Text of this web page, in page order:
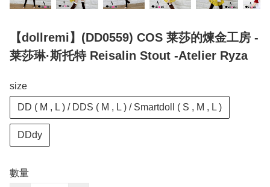
【dollremi】(DD0559) COS 莱莎的煉金工房 -
莱莎琳·斯托特 Reisalin Stout -Atelier Ryza
size
DD ( M , L ) / DDS ( M , L ) / Smartdoll ( S , M , L )
DDdy
數量